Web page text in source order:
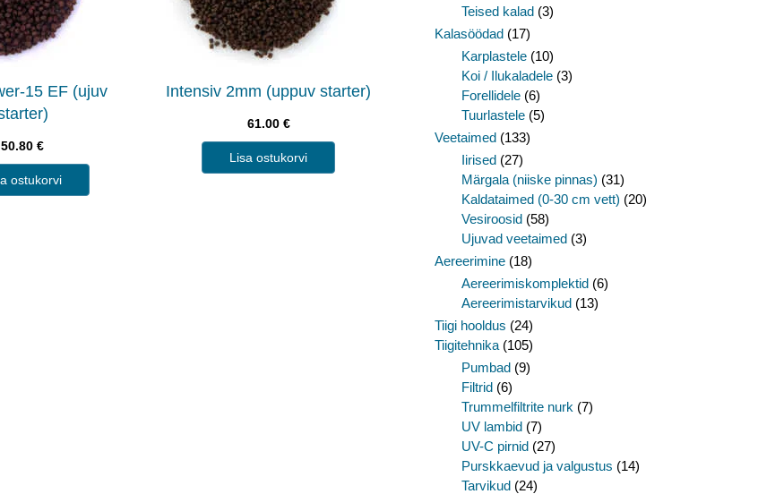
15 EF (ujuv
50.80€
ostukorvi
Intensiv 2mm (uppuv starter)
61.00 €
Lisa ostukorvi
Teised kalad (3)
Kalasöödad (17)
Karplastele (10)
Koi / Ilukaladele (3)
Forellidele (6)
Tuurlastele (5)
Veetaimed (133)
Iirised (27)
Märgala (niiske pinnas) (31)
Kaldataimed (0-30 cm vett) (20)
Vesiroosid (58)
Ujuvad veetaimed (3)
Aereerimine (18)
Aereerimiskomplektid (6)
Aereerimistarvikud (13)
Tiigi hooldus (24)
Tiigitehnika (105)
Pumbad (9)
Filtrid (6)
Trummelfiltrite nurk (7)
UV lambid (7)
UV-C pirnid (27)
Purskkaevud ja valgustus (14)
Tarvikud (24)